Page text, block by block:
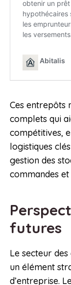
Ces entrepôts
complets qui
compétitives,
logistiques
gestion des
commandes et
futures
Le secteur
un élément
d’entreprise.